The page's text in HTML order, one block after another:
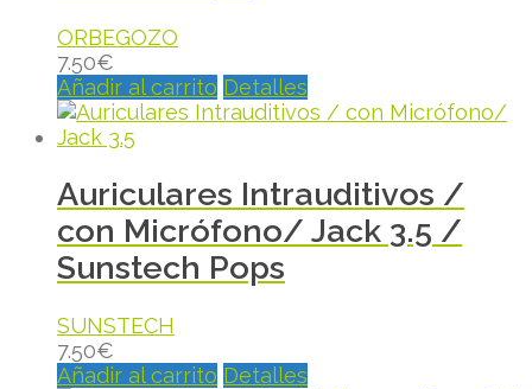
ORBEGOZO
7.50€
Añadir al carrito Detalles
Auriculares Intrauditivos /
con Micrófono/ Jack 3.5 /
Sunstech Pops
SUNSTECH
7.50€
Añadir al carrito Detalles